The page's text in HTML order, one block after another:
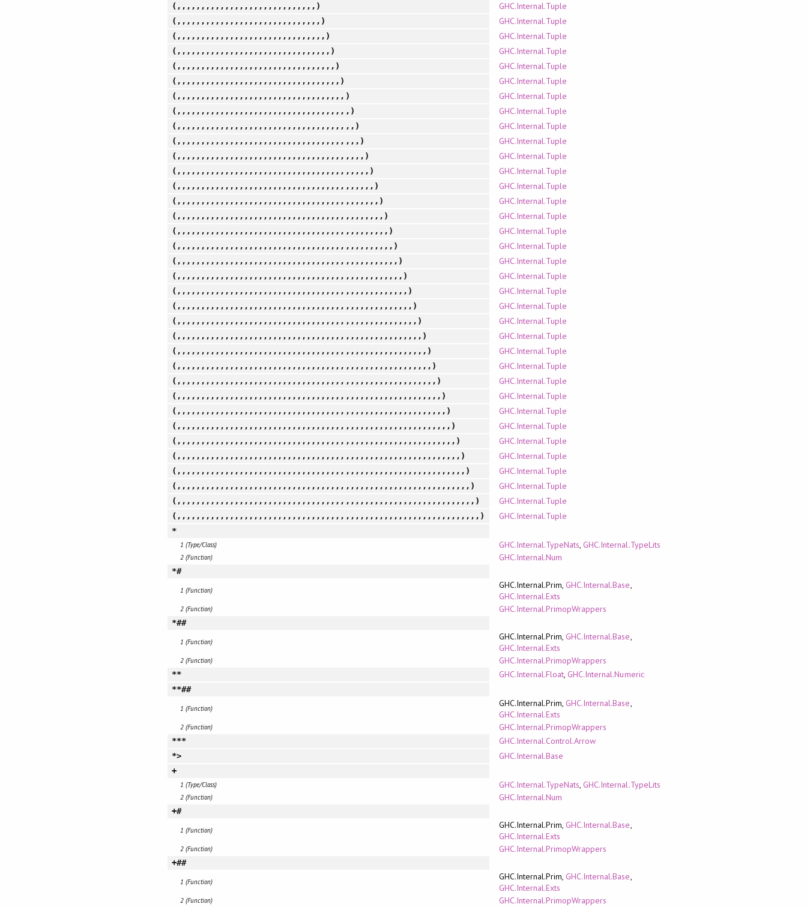
(,,,,,,,,,,,,,,,,,,,,,,,,,,,,,) GHC.Internal.Tuple
(,,,,,,,,,,,,,,,,,,,,,,,,,,,,,,) GHC.Internal.Tuple
(,,,,,,,,,,,,,,,,,,,,,,,,,,,,,,,) GHC.Internal.Tuple
(,,,,,,,,,,,,,,,,,,,,,,,,,,,,,,,,) GHC.Internal.Tuple
(,,,,,,,,,,,,,,,,,,,,,,,,,,,,,,,,,) GHC.Internal.Tuple
(,,,,,,,,,,,,,,,,,,,,,,,,,,,,,,,,,,) GHC.Internal.Tuple
(,,,,,,,,,,,,,,,,,,,,,,,,,,,,,,,,,,,) GHC.Internal.Tuple
(,,,,,,,,,,,,,,,,,,,,,,,,,,,,,,,,,,,,) GHC.Internal.Tuple
(,,,,,,,,,,,,,,,,,,,,,,,,,,,,,,,,,,,,,) GHC.Internal.Tuple
(,,,,,,,,,,,,,,,,,,,,,,,,,,,,,,,,,,,,,,) GHC.Internal.Tuple
(,,,,,,,,,,,,,,,,,,,,,,,,,,,,,,,,,,,,,,,) GHC.Internal.Tuple
(,,,,,,,,,,,,,,,,,,,,,,,,,,,,,,,,,,,,,,,,) GHC.Internal.Tuple
(,,,,,,,,,,,,,,,,,,,,,,,,,,,,,,,,,,,,,,,,,) GHC.Internal.Tuple
(,,,,,,,,,,,,,,,,,,,,,,,,,,,,,,,,,,,,,,,,,,) GHC.Internal.Tuple
(,,,,,,,,,,,,,,,,,,,,,,,,,,,,,,,,,,,,,,,,,,,) GHC.Internal.Tuple
(,,,,,,,,,,,,,,,,,,,,,,,,,,,,,,,,,,,,,,,,,,,,) GHC.Internal.Tuple
(,,,,,,,,,,,,,,,,,,,,,,,,,,,,,,,,,,,,,,,,,,,,,) GHC.Internal.Tuple
(,,,,,,,,,,,,,,,,,,,,,,,,,,,,,,,,,,,,,,,,,,,,,,) GHC.Internal.Tuple
(,,,,,,,,,,,,,,,,,,,,,,,,,,,,,,,,,,,,,,,,,,,,,,,) GHC.Internal.Tuple
(,,,,,,,,,,,,,,,,,,,,,,,,,,,,,,,,,,,,,,,,,,,,,,,,) GHC.Internal.Tuple
(,,,,,,,,,,,,,,,,,,,,,,,,,,,,,,,,,,,,,,,,,,,,,,,,,) GHC.Internal.Tuple
(,,,,,,,,,,,,,,,,,,,,,,,,,,,,,,,,,,,,,,,,,,,,,,,,,,) GHC.Internal.Tuple
(,,,,,,,,,,,,,,,,,,,,,,,,,,,,,,,,,,,,,,,,,,,,,,,,,,,) GHC.Internal.Tuple
(,,,,,,,,,,,,,,,,,,,,,,,,,,,,,,,,,,,,,,,,,,,,,,,,,,,,) GHC.Internal.Tuple
(,,,,,,,,,,,,,,,,,,,,,,,,,,,,,,,,,,,,,,,,,,,,,,,,,,,,,) GHC.Internal.Tuple
(,,,,,,,,,,,,,,,,,,,,,,,,,,,,,,,,,,,,,,,,,,,,,,,,,,,,,,) GHC.Internal.Tuple
(,,,,,,,,,,,,,,,,,,,,,,,,,,,,,,,,,,,,,,,,,,,,,,,,,,,,,,,) GHC.Internal.Tuple
(,,,,,,,,,,,,,,,,,,,,,,,,,,,,,,,,,,,,,,,,,,,,,,,,,,,,,,,,) GHC.Internal.Tuple
(,,,,,,,,,,,,,,,,,,,,,,,,,,,,,,,,,,,,,,,,,,,,,,,,,,,,,,,,,) GHC.Internal.Tuple
(,,,,,,,,,,,,,,,,,,,,,,,,,,,,,,,,,,,,,,,,,,,,,,,,,,,,,,,,,,) GHC.Internal.Tuple
(,,,,,,,,,,,,,,,,,,,,,,,,,,,,,,,,,,,,,,,,,,,,,,,,,,,,,,,,,,,) GHC.Internal.Tuple
(,,,,,,,,,,,,,,,,,,,,,,,,,,,,,,,,,,,,,,,,,,,,,,,,,,,,,,,,,,,,) GHC.Internal.Tuple
(,,,,,,,,,,,,,,,,,,,,,,,,,,,,,,,,,,,,,,,,,,,,,,,,,,,,,,,,,,,,,) GHC.Internal.Tuple
(,,,,,,,,,,,,,,,,,,,,,,,,,,,,,,,,,,,,,,,,,,,,,,,,,,,,,,,,,,,,,,) GHC.Internal.Tuple
(,,,,,,,,,,,,,,,,,,,,,,,,,,,,,,,,,,,,,,,,,,,,,,,,,,,,,,,,,,,,,,,) GHC.Internal.Tuple
*
1 (Type/Class) GHC.Internal.TypeNats,GHC.Internal.TypeLits
2 (Function) GHC.Internal.Num
*#
1 (Function) GHC.Internal.Prim,GHC.Internal.Base,
GHC.Internal.Exts
2 (Function) GHC.Internal.PrimopWrappers
*##
1 (Function) GHC.Internal.Prim,GHC.Internal.Base,
GHC.Internal.Exts
2 (Function) GHC.Internal.PrimopWrappers
** GHC.Internal.Float,GHC.Internal.Numeric
**##
1 (Function) GHC.Internal.Prim,GHC.Internal.Base,
GHC.Internal.Exts
2 (Function) GHC.Internal.PrimopWrappers
*** GHC.Internal.Control.Arrow
*> GHC.Internal.Base
+
1 (Type/Class) GHC.Internal.TypeNats,GHC.Internal.TypeLits
2 (Function) GHC.Internal.Num
+#
1 (Function) GHC.Internal.Prim,GHC.Internal.Base,
GHC.Internal.Exts
2 (Function) GHC.Internal.PrimopWrappers
+##
1 (Function) GHC.Internal.Prim,GHC.Internal.Base,
GHC.Internal.Exts
2 (Function) GHC.Internal.PrimopWrappers